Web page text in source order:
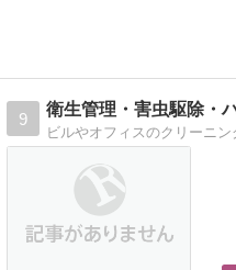
9
衛生管理・害虫駆除・